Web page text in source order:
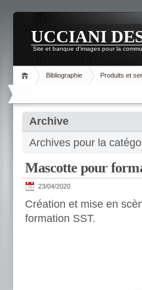
UCCIANI
Site et banque d'images pour la
Bibliographie Produits et
Archive
Archives pour la
Mascotte pour
23/04/2020
Création et mise en
formation SST.